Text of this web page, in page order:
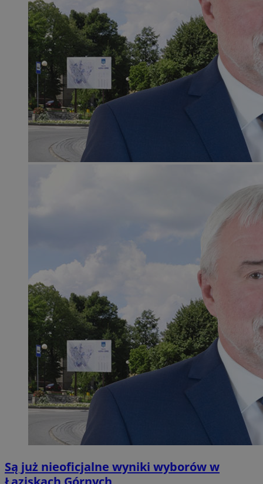
Są już nieoficjalne wyniki wyborów w